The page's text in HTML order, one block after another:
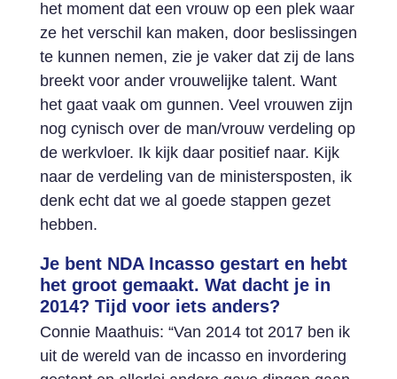
het moment dat een vrouw op een plek waar
ze het verschil kan maken, door beslissingen
te kunnen nemen, zie je vaker dat zij de lans
breekt voor ander vrouwelijke talent. Want
het gaat vaak om gunnen. Veel vrouwen zijn
nog cynisch over de man/vrouw verdeling op
de werkvloer. Ik kijk daar positief naar. Kijk
naar de verdeling van de ministersposten, ik
denk echt dat we al goede stappen gezet
hebben.
Je bent NDA Incasso gestart en hebt
het groot gemaakt. Wat dacht je in
2014? Tijd voor iets anders?
Connie Maathuis: “Van 2014 tot 2017 ben ik
uit de wereld van de incasso en invordering